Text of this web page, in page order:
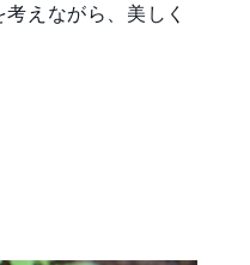
えながら、美しく